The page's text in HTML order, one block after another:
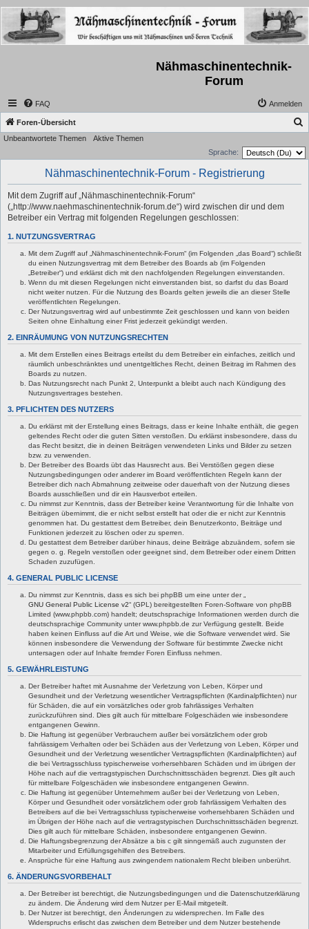
Nähmaschinentechnik-
Forum
FAQ Anmelden
Foren-Übersicht
Unbeantwortete Themen
Aktive Themen
Sprache:
Nähmaschinentechnik-Forum - Registrierung
Mit dem Zugriff auf „Nähmaschinentechnik-Forum“
(„http://www.naehmaschinentechnik-forum.de“) wird zwischen dir und dem
Betreiber ein Vertrag mit folgenden Regelungen geschlossen:
1. NUTZUNGSVERTRAG
Mit dem Zugriff auf „Nähmaschinentechnik-Forum“ (im Folgenden „das Board“) schließt
du einen Nutzungsvertrag mit dem Betreiber des Boards ab (im Folgenden
„Betreiber“) und erklärst dich mit den nachfolgenden Regelungen einverstanden.
Wenn du mit diesen Regelungen nicht einverstanden bist, so darfst du das Board
nicht weiter nutzen. Für die Nutzung des Boards gelten jeweils die an dieser Stelle
veröffentlichten Regelungen.
Der Nutzungsvertrag wird auf unbestimmte Zeit geschlossen und kann von beiden
Seiten ohne Einhaltung einer Frist jederzeit gekündigt werden.
2. EINRÄUMUNG VON NUTZUNGSRECHTEN
Mit dem Erstellen eines Beitrags erteilst du dem Betreiber ein einfaches, zeitlich und
räumlich unbeschränktes und unentgeltliches Recht, deinen Beitrag im Rahmen des
Boards zu nutzen.
Das Nutzungsrecht nach Punkt 2, Unterpunkt a bleibt auch nach Kündigung des
Nutzungsvertrages bestehen.
3. PFLICHTEN DES NUTZERS
Du erklärst mit der Erstellung eines Beitrags, dass er keine Inhalte enthält, die gegen
geltendes Recht oder die guten Sitten verstoßen. Du erklärst insbesondere, dass du
das Recht besitzt, die in deinen Beiträgen verwendeten Links und Bilder zu setzen
bzw. zu verwenden.
Der Betreiber des Boards übt das Hausrecht aus. Bei Verstößen gegen diese
Nutzungsbedingungen oder anderer im Board veröffentlichten Regeln kann der
Betreiber dich nach Abmahnung zeitweise oder dauerhaft von der Nutzung dieses
Boards ausschließen und dir ein Hausverbot erteilen.
Du nimmst zur Kenntnis, dass der Betreiber keine Verantwortung für die Inhalte von
Beiträgen übernimmt, die er nicht selbst erstellt hat oder die er nicht zur Kenntnis
genommen hat. Du gestattest dem Betreiber, dein Benutzerkonto, Beiträge und
Funktionen jederzeit zu löschen oder zu sperren.
Du gestattest dem Betreiber darüber hinaus, deine Beiträge abzuändern, sofern sie
gegen o. g. Regeln verstoßen oder geeignet sind, dem Betreiber oder einem Dritten
Schaden zuzufügen.
4. GENERAL PUBLIC LICENSE
Du nimmst zur Kenntnis, dass es sich bei phpBB um eine unter der „
GNU General Public License v2“ (GPL) bereitgestellten Foren-Software von phpBB
Limited (www.phpbb.com) handelt; deutschsprachige Informationen werden durch die
deutschsprachige Community unter www.phpbb.de zur Verfügung gestellt. Beide
haben keinen Einfluss auf die Art und Weise, wie die Software verwendet wird. Sie
können insbesondere die Verwendung der Software für bestimmte Zwecke nicht
untersagen oder auf Inhalte fremder Foren Einfluss nehmen.
5. GEWÄHRLEISTUNG
Der Betreiber haftet mit Ausnahme der Verletzung von Leben, Körper und
Gesundheit und der Verletzung wesentlicher Vertragspflichten (Kardinalpflichten) nur
für Schäden, die auf ein vorsätzliches oder grob fahrlässiges Verhalten
zurückzuführen sind. Dies gilt auch für mittelbare Folgeschäden wie insbesondere
entgangenen Gewinn.
Die Haftung ist gegenüber Verbrauchern außer bei vorsätzlichem oder grob
fahrlässigem Verhalten oder bei Schäden aus der Verletzung von Leben, Körper und
Gesundheit und der Verletzung wesentlicher Vertragspflichten (Kardinalpflichten) auf
die bei Vertragsschluss typischerweise vorhersehbaren Schäden und im übrigen der
Höhe nach auf die vertragstypischen Durchschnittsschäden begrenzt. Dies gilt auch
für mittelbare Folgeschäden wie insbesondere entgangenen Gewinn.
Die Haftung ist gegenüber Unternehmern außer bei der Verletzung von Leben,
Körper und Gesundheit oder vorsätzlichem oder grob fahrlässigem Verhalten des
Betreibers auf die bei Vertragsschluss typischerweise vorhersehbaren Schäden und
im Übrigen der Höhe nach auf die vertragstypischen Durchschnittsschäden begrenzt.
Dies gilt auch für mittelbare Schäden, insbesondere entgangenen Gewinn.
Die Haftungsbegrenzung der Absätze a bis c gilt sinngemäß auch zugunsten der
Mitarbeiter und Erfüllungsgehilfen des Betreibers.
Ansprüche für eine Haftung aus zwingendem nationalem Recht bleiben unberührt.
6. ÄNDERUNGSVORBEHALT
Der Betreiber ist berechtigt, die Nutzungsbedingungen und die Datenschutzerklärung
zu ändern. Die Änderung wird dem Nutzer per E-Mail mitgeteilt.
Der Nutzer ist berechtigt, den Änderungen zu widersprechen. Im Falle des
Widerspruchs erlischt das zwischen dem Betreiber und dem Nutzer bestehende